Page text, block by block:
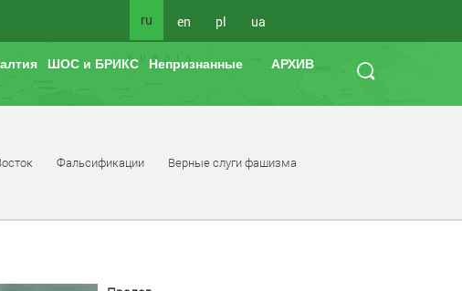
ru en pl ua
ШОС и БРИКС Непризнанные АРХИВ
Фальсификации Верные слуги фашизма